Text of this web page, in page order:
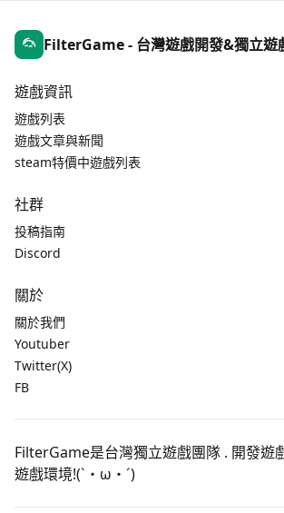
FilterGame - 台灣遊戲開發&獨立遊
遊戲資訊
遊戲列表
遊戲文章與新聞
steam特價中遊戲列表
社群
投稿指南
Discord
關於
關於我們
Youtuber
Twitter(X)
FB
FilterGame是台灣獨立遊戲團隊 . 開發遊
遊戲環境!(`・ω・´)